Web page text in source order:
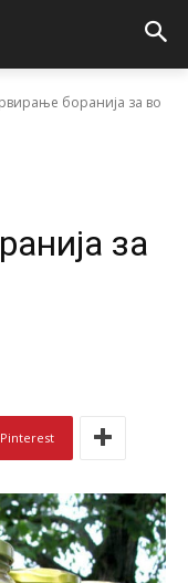
боранија за во
за
Pinterest